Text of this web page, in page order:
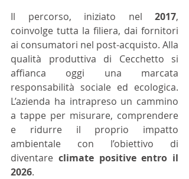
Il percorso, iniziato nel 2017,
coinvolge tutta la filiera, dai fornitori
ai consumatori nel post-acquisto. Alla
qualità produttiva di Cecchetto si
affianca oggi una marcata
responsabilità sociale ed ecologica.
L’azienda ha intrapreso un cammino
a tappe per misurare, comprendere
e ridurre il proprio impatto
ambientale con l’obiettivo di
diventare climate positive entro il
2026.